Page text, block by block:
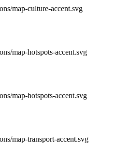
map-culture-accent.svg
map-hotspots-accent.svg
map-hotspots-accent.svg
map-transport-accent.svg